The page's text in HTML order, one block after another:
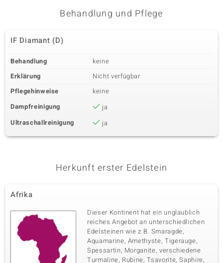
Behandlung und Pflege
IF Diamant (D)
Behandlung
keine
Erklärung
Nicht verfügbar
Pflegehinweise
keine
Dampfreinigung
ja
Ultraschallreinigung
ja
Herkunft erster Edelstein
Afrika
Dieser Kontinent hat ein unglaublich
reiches Angebot an unterschiedlichen
Edelsteinen wie z.B. Smaragde,
Aquamarine, Amethyste, Tigerauge,
Spessartin, Morganite, verschiedene
Turmaline, Rubine, Tsavorite, Saphire,